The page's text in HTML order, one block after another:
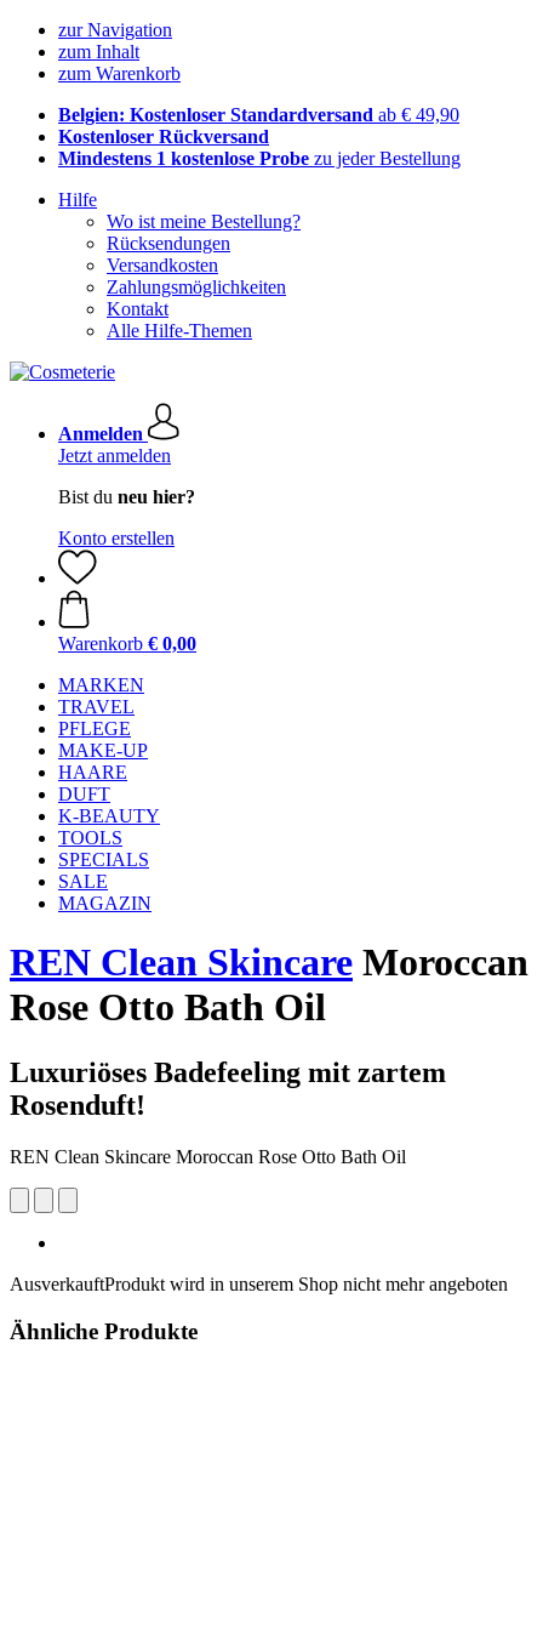
zur Navigation
zum Inhalt
zum Warenkorb
Belgien: Kostenloser Standardversand ab € 49,90
Kostenloser Rückversand
Mindestens 1 kostenlose Probe zu jeder Bestellung
Hilfe
Wo ist meine Bestellung?
Rücksendungen
Versandkosten
Zahlungsmöglichkeiten
Kontakt
Alle Hilfe-Themen
Anmelden
Jetzt anmelden
Bist du neu hier?
Konto erstellen
Warenkorb € 0,00
MARKEN
TRAVEL
PFLEGE
MAKE-UP
HAARE
DUFT
K-BEAUTY
TOOLS
SPECIALS
SALE
MAGAZIN
REN Clean Skincare Moroccan
Rose Otto Bath Oil
Luxuriöses Badefeeling mit zartem
Rosenduft!
REN Clean Skincare Moroccan Rose Otto Bath Oil
AusverkauftProdukt wird in unserem Shop nicht mehr angeboten
Ähnliche Produkte